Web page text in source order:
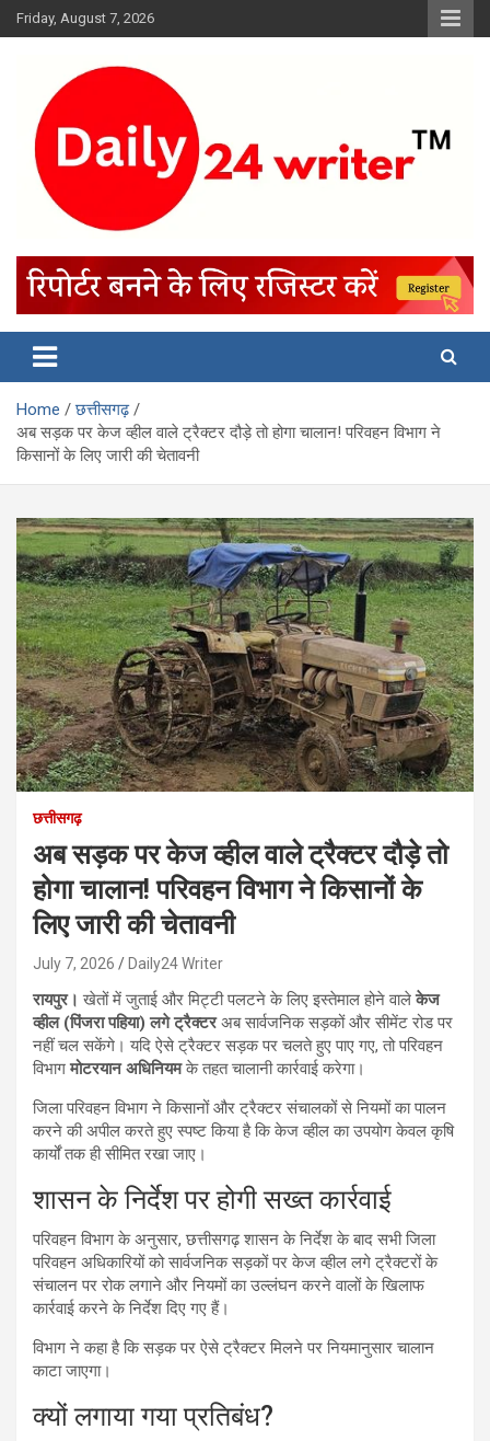
Skip
to
Friday, August 7, 2026
Home
छत्तीसगढ़
अब सड़क पर केज व्हील वाले ट्रैक्टर दौड़े तो होगा चालान! परिवहन विभाग ने
किसानों के लिए जारी की चेतावनी
छत्तीसगढ़
अब सड़क पर केज व्हील वाले ट्रैक्टर दौड़े तो
होगा चालान! परिवहन विभाग ने किसानों के
लिए जारी की चेतावनी
July 7, 2026 Daily24 Writer
रायपुर। खेतों में जुताई और मिट्टी पलटने के लिए इस्तेमाल होने वालेकेज
व्हील (पिंजरा पहिया) लगे ट्रैक्टरअब सार्वजनिक सड़कों और सीमेंट रोड पर
नहीं चल सकेंगे। यदि ऐसे ट्रैक्टर सड़क पर चलते हुए पाए गए, तो परिवहन
विभागमोटरयान अधिनियमके तहत चालानी कार्रवाई करेगा।
जिला परिवहन विभाग ने किसानों और ट्रैक्टर संचालकों से नियमों का पालन
करने की अपील करते हुए स्पष्ट किया है कि केज व्हील का उपयोग केवल कृषि
कार्यों तक ही सीमित रखा जाए।
शासन के निर्देश पर होगी सख्त कार्रवाई
परिवहन विभाग के अनुसार, छत्तीसगढ़ शासन के निर्देश के बाद सभी जिला
परिवहन अधिकारियों को सार्वजनिक सड़कों पर केज व्हील लगे ट्रैक्टरों के
संचालन पर रोक लगाने और नियमों का उल्लंघन करने वालों के खिलाफ
कार्रवाई करने के निर्देश दिए गए हैं।
विभाग ने कहा है कि सड़क पर ऐसे ट्रैक्टर मिलने पर नियमानुसार चालान
काटा जाएगा।
क्यों लगाया गया प्रतिबंध?